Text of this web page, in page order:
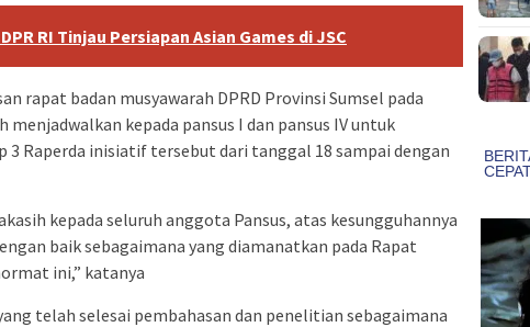
RI Tinjau Persiapan Asian Games di JSC
rapat badan musyawarah DPRD Provinsi Sumsel pada
menjadwalkan kepada pansus I dan pansus IV untuk
Raperda inisiatif tersebut dari tanggal 18 sampai dengan
kepada seluruh anggota Pansus, atas kesungguhannya
baik sebagaimana yang diamanatkan pada Rapat
ini,” katanya
telah selesai pembahasan dan penelitian sebagaimana